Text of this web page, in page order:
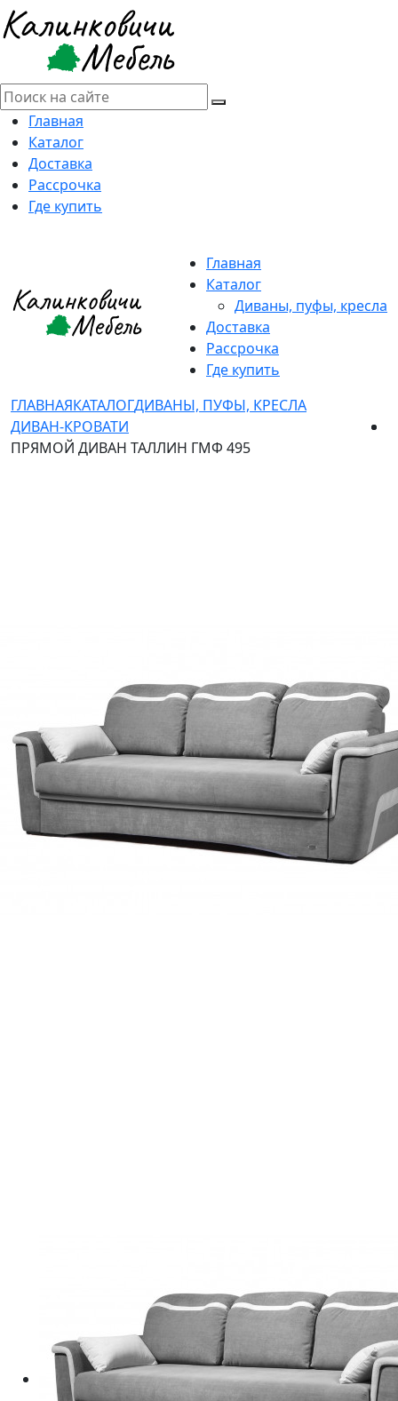
Главная
Каталог
Доставка
Рассрочка
Где купить
Главная
Каталог
Диваны, пуфы, кресла
Доставка
Рассрочка
Где купить
ГЛАВНАЯКАТАЛОГДИВАНЫ, ПУФЫ, КРЕСЛА
ДИВАН-КРОВАТИ
ПРЯМОЙ ДИВАН ТАЛЛИН ГМФ 495